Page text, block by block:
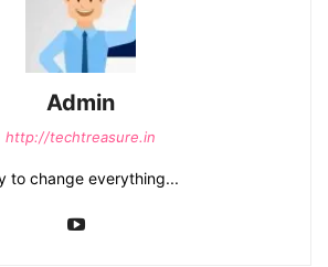
Admin
http://techtreasure.in
to change everything...